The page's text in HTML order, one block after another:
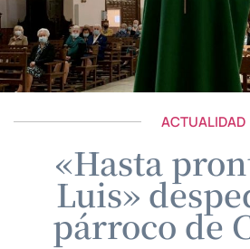
ACTUALIDAD
«Hasta
Luis»
párroco de